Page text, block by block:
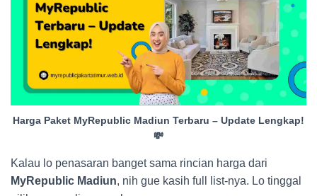
Harga Paket MyRepublic Madiun Terbaru – Update Lengkap!
💸
Kalau lo penasaran banget sama rincian harga dari
MyRepublic Madiun, nih gue kasih full list-nya. Lo tinggal